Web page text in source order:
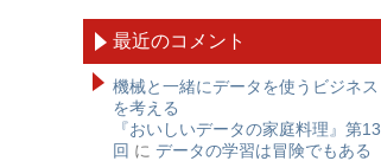
最近のコメント
機械と一緒にデータを使うビジネス
を考える
『おいしいデータの家庭料理』第13
回 に データの学習は冒険でもある